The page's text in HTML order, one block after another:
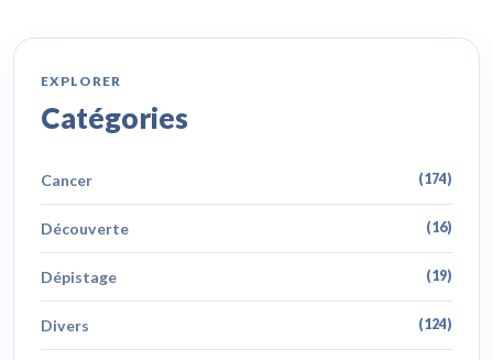
EXPLORER
Catégories
Cancer (174)
Découverte (16)
Dépistage (19)
Divers (124)